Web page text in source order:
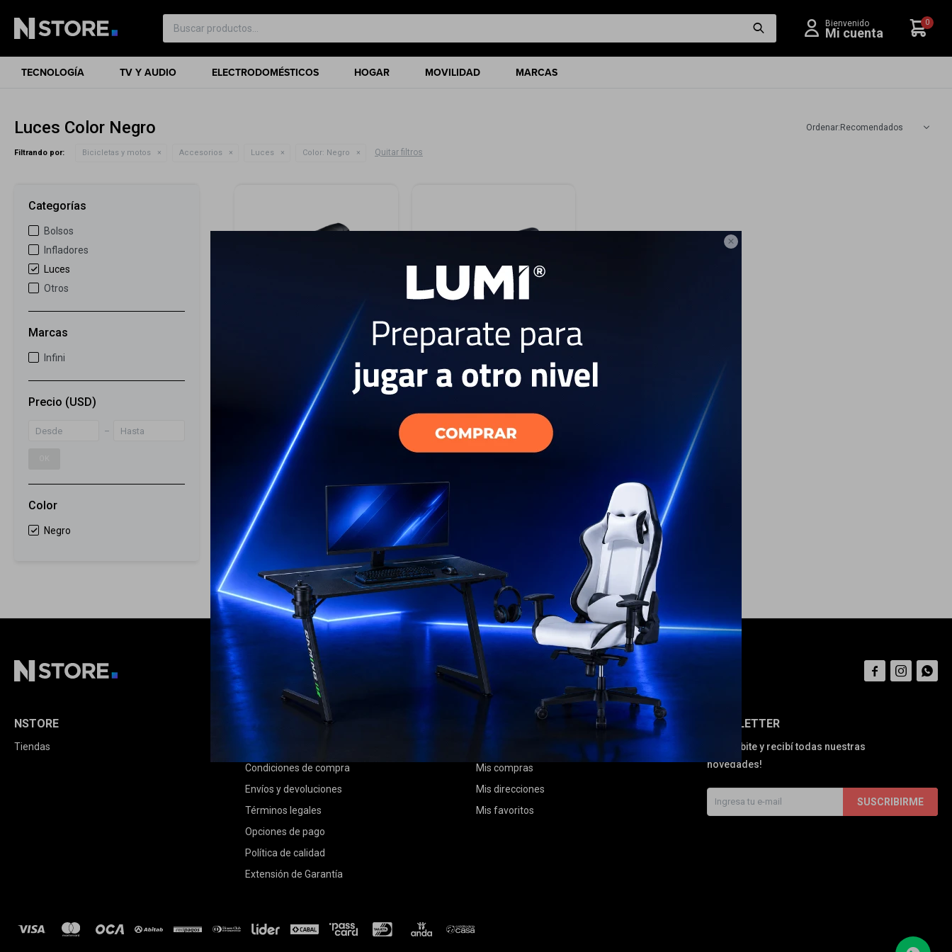

TECNOLOGÍA TV Y AUDIO ELECTRODOMÉSTICOS HOGAR MOVILIDAD MARCAS
0
Luces Color Negro Recomendados
Filtrando por: Bicicletas y motos Accesorios Luces Color: Negro Quitar filtros
Luz Bicicleta Infini Delantera
Tron 300 Lum I-281
ENVÍO A TODO EL PAÍS
Luz Bicicleta Infini Delantera
Lava 500 264P
USD 115
ENVÍO A TODO EL PAÍS
Categorías
Bolsos
Infladores
Luces
Otros
Marcas
Infini
Precio (USD)
Color
Negro
NEWSLETTER
¡Suscribite y recibí todas nuestras
novedades!
SUSCRIBIRME
NSTORE
Tiendas
COMPRA
Condiciones de compra
Envíos y devoluciones
Términos legales
Opciones de pago
Política de calidad
Extensión de Garantía
MI CUENTA
Mis compras
Mis direcciones
Mis favoritos
  